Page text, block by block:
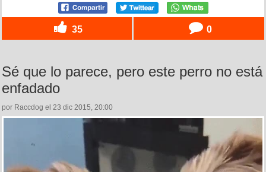
35 0
Sé que lo parece, pero este perro no está
enfadado
por Raccdog el 23 dic 2015, 20:00